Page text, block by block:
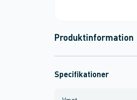
Produktinformation
Specifikationer